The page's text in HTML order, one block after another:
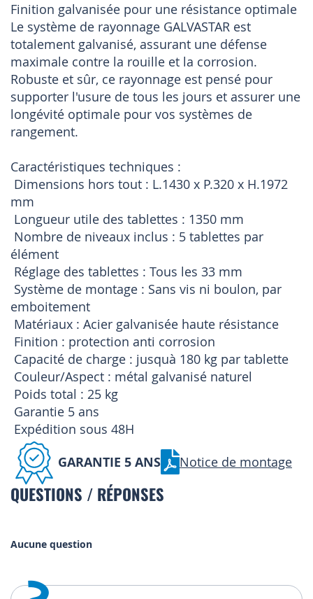
Finition galvanisée pour une résistance optimale
Le système de rayonnage GALVASTAR est
totalement galvanisé, assurant une défense
maximale contre la rouille et la corrosion.
Robuste et sûr, ce rayonnage est pensé pour
supporter l'usure de tous les jours et assurer une
longévité optimale pour vos systèmes de
rangement.
Caractéristiques techniques :
 Dimensions hors tout : L.1430 x P.320 x H.1972
mm
 Longueur utile des tablettes : 1350 mm
 Nombre de niveaux inclus : 5 tablettes par
élément
 Réglage des tablettes : Tous les 33 mm
 Système de montage : Sans vis ni boulon, par
emboitement
 Matériaux : Acier galvanisée haute résistance
 Finition : protection anti corrosion
 Capacité de charge : jusquà 180 kg par tablette
 Couleur/Aspect : métal galvanisé naturel
 Poids total : 25 kg
 Garantie 5 ans
 Expédition sous 48H
GARANTIE 5 ANS Notice de montage
QUESTIONS / RÉPONSES
Aucune question